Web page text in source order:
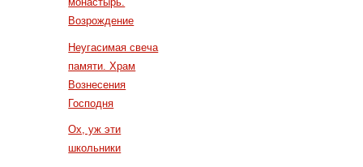
Возрождение
Неугасимая свеча
памяти. Храм
Вознесения
Господня
Ох, уж эти
школьники